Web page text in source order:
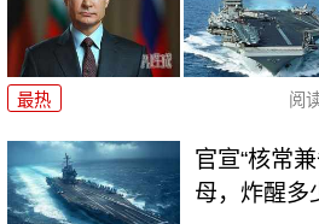
最热 阅
官宣“核常
母，炸醒多